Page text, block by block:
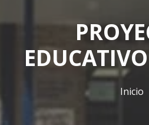
Inicio